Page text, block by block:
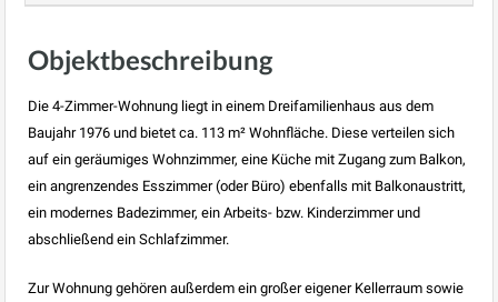
Objektbeschreibung
Die 4-Zimmer-Wohnung liegt in einem Dreifamilienhaus aus dem
Baujahr 1976 und bietet ca. 113 m² Wohnfläche. Diese verteilen sich
auf ein geräumiges Wohnzimmer, eine Küche mit Zugang zum Balkon,
ein angrenzendes Esszimmer (oder Büro) ebenfalls mit Balkonaustritt,
ein modernes Badezimmer, ein Arbeits- bzw. Kinderzimmer und
abschließend ein Schlafzimmer.
Zur Wohnung gehören außerdem ein großer eigener Kellerraum sowie